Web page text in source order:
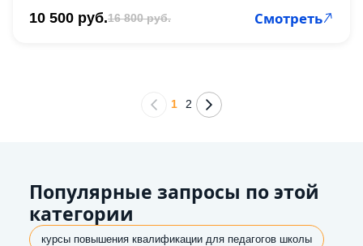
10 500 руб.16 800 руб. Смотреть
1 2
Популярные запросы по этой
категории
курсы повышения квалификации для педагогов школы